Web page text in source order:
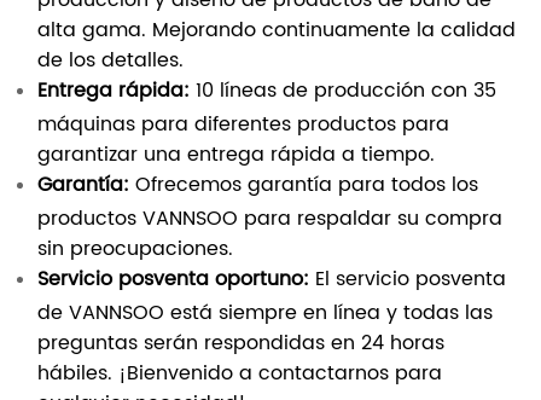
alta gama. Mejorando continuamente la calidad
de los detalles.
Entrega rápida: 10 líneas de producción con 35
máquinas para diferentes productos para
garantizar una entrega rápida a tiempo.
Garantía: Ofrecemos garantía para todos los
productos VANNSOO para respaldar su compra
sin preocupaciones.
Servicio posventa oportuno: El servicio posventa
de VANNSOO está siempre en línea y todas las
preguntas serán respondidas en 24 horas
hábiles. ¡Bienvenido a contactarnos para